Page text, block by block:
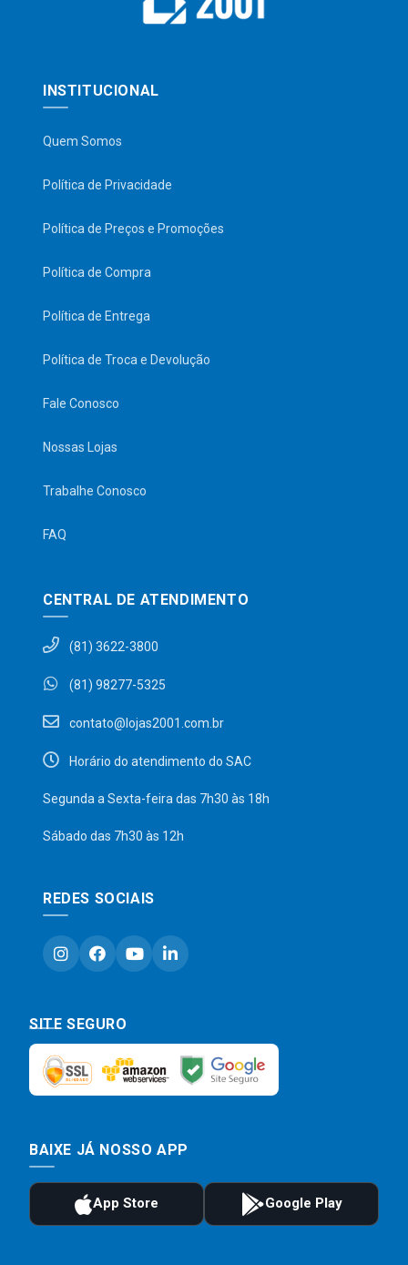
INSTITUCIONAL
Quem Somos
Política de Privacidade
Política de Preços e Promoções
Política de Compra
Política de Entrega
Política de Troca e Devolução
Fale Conosco
Nossas Lojas
Trabalhe Conosco
FAQ
CENTRAL DE ATENDIMENTO
(81) 3622-3800
(81) 98277-5325
contato@lojas2001.com.br
Horário do atendimento do SAC
Segunda a Sexta-feira das 7h30 às 18h
Sábado das 7h30 às 12h
REDES SOCIAIS
SITE SEGURO
BAIXE JÁ NOSSO APP